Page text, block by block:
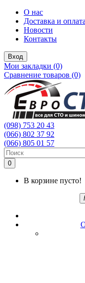
О нас
Доставка и оплата
Новости
Контакты
Вход
Мои закладки (0)
Сравнение товаров (0)
(098) 753 20 43
(066) 802 37 92
(066) 805 01 57
0
В корзине пусто!